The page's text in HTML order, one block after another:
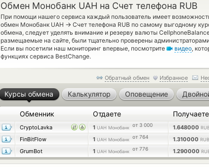
Обмен Монобанк UAH на Счет телефона RUB
При помощи нашего сервиса каждый пользователь имеет
обмен Монобанк UAH → Счет телефона RUB по самому выгодному
обмена, следует уделять внимание и резерву валюты
размещаемые на сайте, были тщательно проверены
Если вы посетили наш мониторинг впервые, посмотрите
видео,
функциях сервиса BestChange.
Обратный обмен Избранное
Курсы обмена Калькулятор Оповещение
Обменник Отдаете Получаете
CryptoLavka 1 UAH Монобанк от 3 000 1.648000
FinBitFlow
1 UAH Монобанк от 764 1.310000
GrumBot
1 UAH Монобанк от 776 1.290000